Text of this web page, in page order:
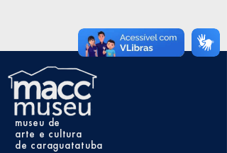
museu de
arte e cultura
de caraguatatuba